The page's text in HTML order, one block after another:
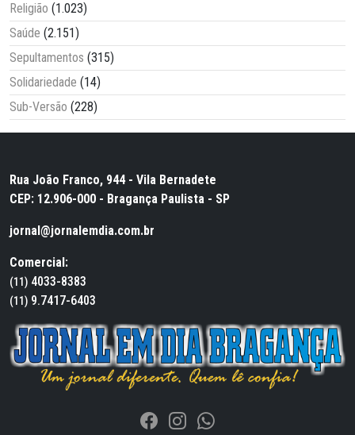
Religião (1.023)
Saúde (2.151)
Sepultamentos (315)
Solidariedade (14)
Sub-Versão (228)
Rua João Franco, 944 - Vila Bernadete
CEP: 12.906-000 - Bragança Paulista - SP
jornal@jornalemdia.com.br
Comercial:
(11) 4033-8383
(11) 9.7417-6403